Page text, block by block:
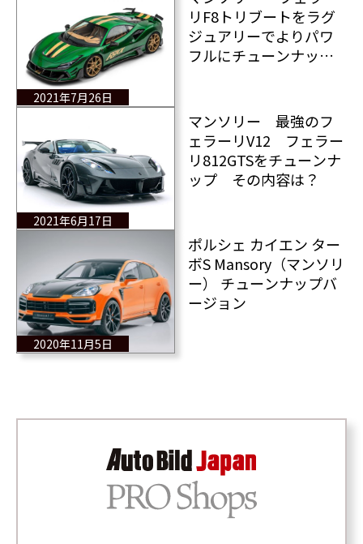
2021年7月26日
リF8トリブートをラグ
ジュアリーでよりパワ
フルにチューンナッ
2021年6月17日
マンソリー 最強のフ
ェラーリV12 フェラー
リ812GTSをチューンナ
ップ その内容は？
2020年11月5日
ポルシェ カイエン ター
ボS Mansory（マンソリ
ー） チューンナップバ
ージョン